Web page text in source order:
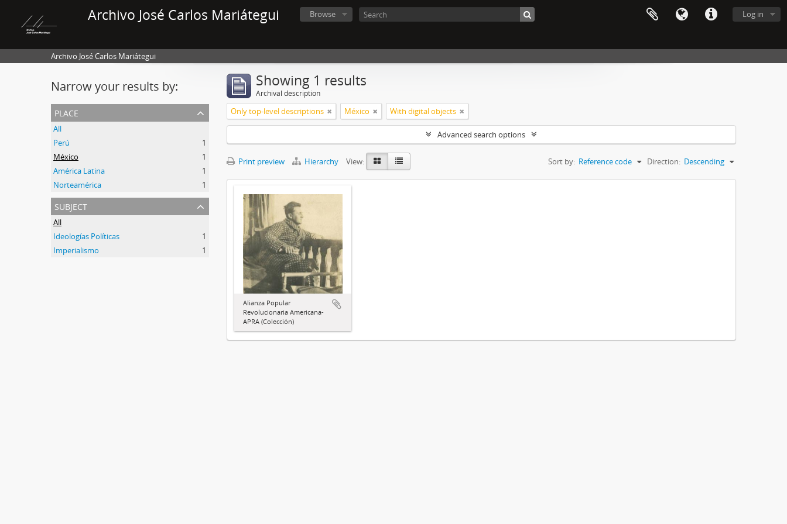
Archivo José Carlos Mariátegui Log in
Browse
Archivo José Carlos Mariátegui
Narrow your results by:
place
All
Perú
1
México
1
América Latina
1
Norteamérica
1
subject
All
Ideologías Políticas
1
Imperialismo
1
Showing 1 results
Archival description
Only top-level descriptions México With digital objects
Advanced search options
Print preview Hierarchy View: Sort by: Reference code Direction: Descending
Alianza Popular
Revolucionaria Americana-
APRA (Colección)